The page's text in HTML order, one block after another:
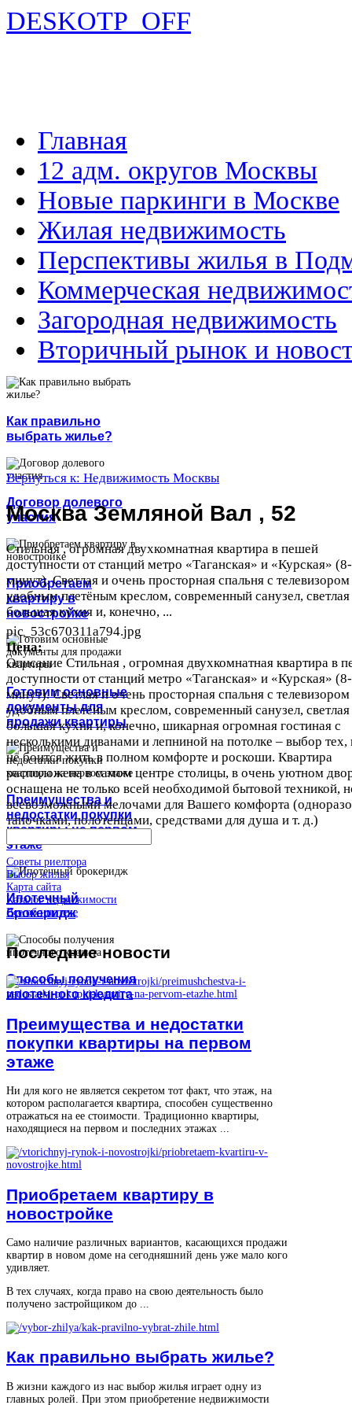
DESKOTP_OFF
Главная
12 адм. округов Москвы
Новые паркинги в Москве
Жилая недвижимость
Перспективы жилья в
Коммерческая
Загородная недвижимость
Вторичный рынок и
Как правильно
выбрать жилье?
Договор долевого
участия
Приобретаем
квартиру в
новостройке
Готовим основные
документы для
продажи квартиры
Преимущества и
недостатки покупки
квартиры на первом
этаже
Ипотечный
брокеридж
Способы получения
ипотечного кредита
Вернуться к: Недвижимость Москвы
Москва Земляной Вал , 52
Стильная , огромная двухкомнатная квартира в пешей
доступности от станций метро «Таганская» и «Курская»
минут). Светлая и очень просторная спальня с
удобным плетёным креслом, современный санузел,
большая кухня и, конечно, ...
pic_53c670311a794.jpg
Цена:
Описание Стильная , огромная двухкомнатная квартира в
доступности от станций метро «Таганская» и «Курская»
минут). Светлая и очень просторная спальня с
удобным плетёным креслом, современный санузел,
большая кухня и, конечно, шикарная огромная гостиная с
несколькими диванами и лепниной на потолке – выбор тех,
не боится жить в полном комфорте и роскоши. Квартира
расположена в самом центре столицы, в очень уютном
оснащена не только всей необходимой бытовой техникой,
всевозможными мелочами для Вашего комфорта
тапочками, полотенцами, средствами для душа и т. д.)
Советы риелтора
Выбор жилья
Карта сайта
Каталог недвижимости
Все об ипотеке
Последниеновости
Преимущества и недостатки
покупки квартиры на первом
этаже
Ни для кого не является секретом тот факт, что этаж, на
котором располагается квартира, способен существенно
отражаться на ее стоимости. Традиционно квартиры,
находящиеся на первом и последних этажах ...
Приобретаем квартиру в
новостройке
Само наличие различных вариантов, касающихся продажи
квартир в новом доме на сегодняшний день уже мало кого
удивляет.
В тех случаях, когда право на свою деятельность было
получено застройщиком до ...
Как правильно выбрать жилье?
В жизни каждого из нас выбор жилья играет одну из
главных ролей. При этом приобретение недвижимости